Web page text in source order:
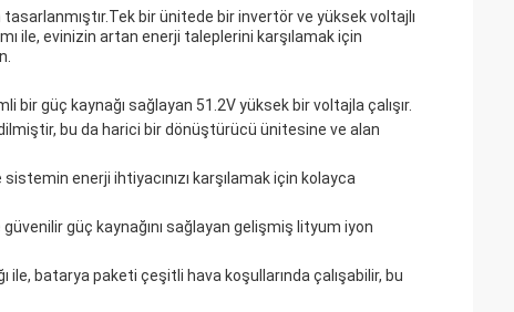
bir ünitede bir invertör ve yüksek voltajlı
ile, evinizin artan enerji taleplerini karşılamak için
bir güç kaynağı sağlayan 51.2V yüksek bir voltajla çalışır.
bu da harici bir dönüştürücü ünitesine ve alan
enerji ihtiyacınızı karşılamak için kolayca
güç kaynağını sağlayan gelişmiş lityum iyon
ile, batarya paketi çeşitli hava koşullarında çalışabilir, bu